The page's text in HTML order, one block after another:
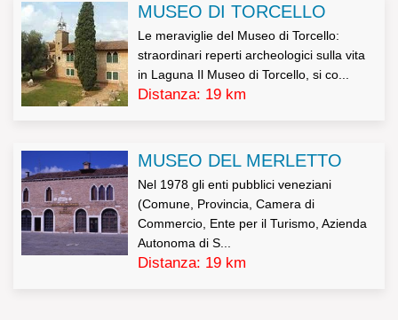
ai dati personali ed altri diritti
1. L’interessato ha diritto di ottenere la conferma
dell’esistenza o meno di dati personali che lo riguardano,
in forma intelligibile.
2. L’interessato ha diritto di ottenere l’indicazione:
a) dell’origine dei dati personali;
MUSEO DI TORCELLO
Le meraviglie del Museo di Torcello:
straordinari reperti archeologici sulla vita
in Laguna Il Museo di Torcello, si co...
Distanza: 19 km
MUSEO DEL MERLETTO
Nel 1978 gli enti pubblici veneziani
(Comune, Provincia, Camera di
Commercio, Ente per il Turismo, Azienda
Autonoma di S...
Distanza: 19 km